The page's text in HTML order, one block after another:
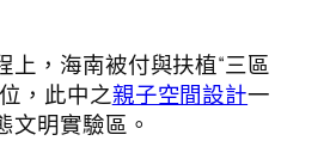
，海南被付與扶植“三區
，此中之親子空間設計一
文明實驗區。